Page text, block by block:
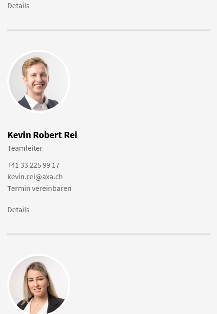
Details
Kevin Robert Rei
Teamleiter
+41 33 225 99 17
kevin.rei@axa.ch
Termin vereinbaren
Details